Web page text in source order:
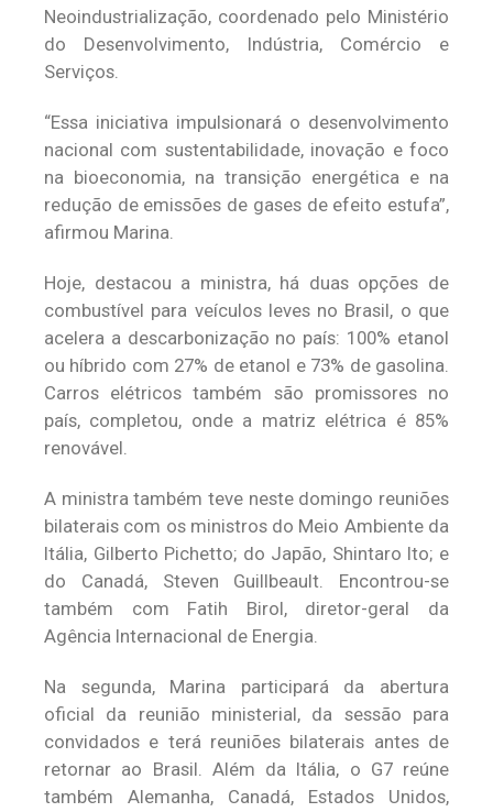
Neoindustrialização, coordenado pelo Ministério
do Desenvolvimento, Indústria, Comércio e
Serviços.
“Essa iniciativa impulsionará o desenvolvimento
nacional com sustentabilidade, inovação e foco
na bioeconomia, na transição energética e na
redução de emissões de gases de efeito estufa”,
afirmou Marina.
Hoje, destacou a ministra, há duas opções de
combustível para veículos leves no Brasil, o que
acelera a descarbonização no país: 100% etanol
ou híbrido com 27% de etanol e 73% de gasolina.
Carros elétricos também são promissores no
país, completou, onde a matriz elétrica é 85%
renovável.
A ministra também teve neste domingo reuniões
bilaterais com os ministros do Meio Ambiente da
Itália, Gilberto Pichetto; do Japão, Shintaro Ito; e
do Canadá, Steven Guillbeault. Encontrou-se
também com Fatih Birol, diretor-geral da
Agência Internacional de Energia.
Na segunda, Marina participará da abertura
oficial da reunião ministerial, da sessão para
convidados e terá reuniões bilaterais antes de
retornar ao Brasil. Além da Itália, o G7 reúne
também Alemanha, Canadá, Estados Unidos,